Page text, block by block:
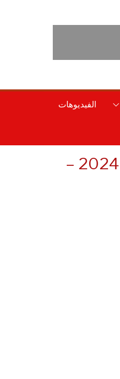
الفيديوهات
منتخب الجزائر: المؤتمر الصحفي لفلاديمير بيتكوفيتش هذا الخميس 3 أكتوبر 2024 –